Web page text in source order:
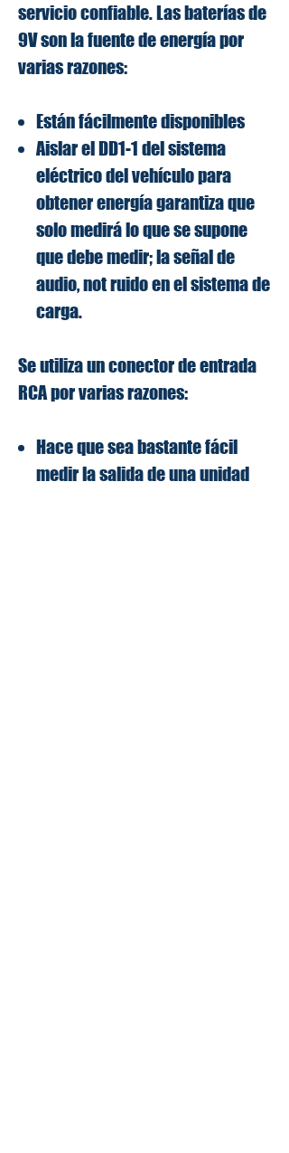
servicio confiable. Las baterías de
9V son la fuente de energía por
varias razones:
Están fácilmente disponibles
Aislar el DD1-1 del sistema
eléctrico del vehículo para
obtener energía garantiza que
solo medirá lo que se supone
que debe medir; la señal de
audio, notruidoen el sistema de
carga.
Se utiliza un conector de entrada
RCA por varias razones:
Hace que sea bastante fácil
medir la salida de una unidad